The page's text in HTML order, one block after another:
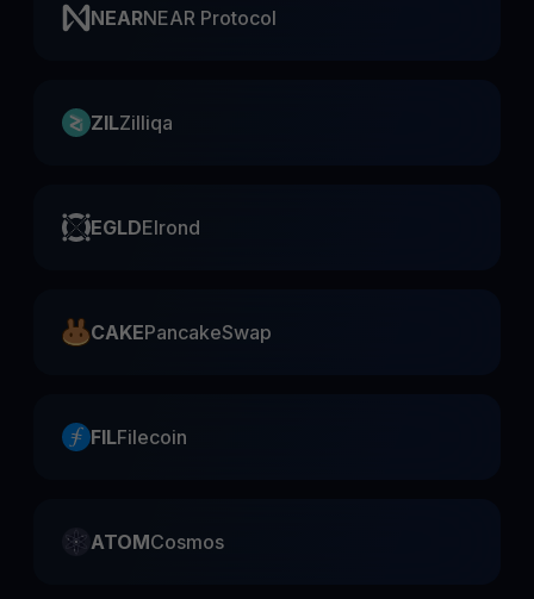
NEARNEAR Protocol
ZILZilliqa
EGLDElrond
CAKEPancakeSwap
FILFilecoin
ATOMCosmos